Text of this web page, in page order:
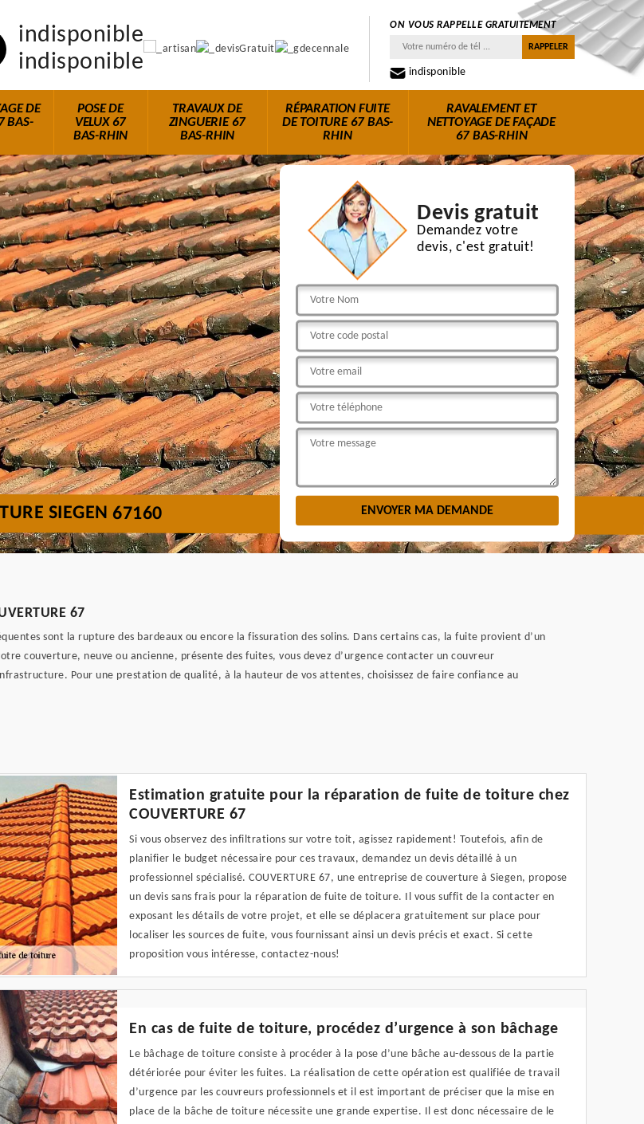
indisponible
indisponible
ON VOUS RAPPELLE GRATUITEMENT
indisponible
DE
BAS-
POSE DE
VELUX 67
BAS-RHIN
TRAVAUX DE
ZINGUERIE 67
BAS-RHIN
RÉPARATION FUITE
DE TOITURE 67 BAS-
RHIN
RAVALEMENT ET
NETTOYAGE DE FAÇADE
67 BAS-RHIN
Devis gratuit
Demandez votre
devis, c'est gratuit!
SIEGEN 67160
67
sont la rupture des bardeaux ou encore la fissuration des solins. Dans certains cas, la fuite provient d’un
couverture, neuve ou ancienne, présente des fuites, vous devez d’urgence contacter un couvreur
Pour une prestation de qualité, à la hauteur de vos attentes, choisissez de faire confiance au
Estimation gratuite pour la réparation de fuite de toiture chez
COUVERTURE 67
Si vous observez des infiltrations sur votre toit, agissez rapidement! Toutefois, afin de
planifier le budget nécessaire pour ces travaux, demandez un devis détaillé à un
professionnel spécialisé. COUVERTURE 67, une entreprise de couverture à Siegen, propose
un devis sans frais pour la réparation de fuite de toiture. Il vous suffit de la contacter en
exposant les détails de votre projet, et elle se déplacera gratuitement sur place pour
localiser les sources de fuite, vous fournissant ainsi un devis précis et exact. Si cette
proposition vous intéresse, contactez-nous!
En cas de fuite de toiture, procédez d’urgence à son bâchage
Le bâchage de toiture consiste à procéder à la pose d’une bâche au-dessous de la partie
détériorée pour éviter les fuites. La réalisation de cette opération est qualifiée de travail
d’urgence par les couvreurs professionnels et il est important de préciser que la mise en
place de la bâche de toiture nécessite une grande expertise. Il est donc nécessaire de le